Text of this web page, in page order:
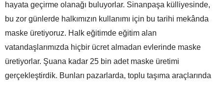
hayata geçirme olanağı buluyorlar. Sinanpaşa külliyesinde,
bu zor günlerde halkımızın kullanımı için bu tarihi mekânda
maske üretiyoruz. Halk eğitimde eğitim alan
vatandaşlarımızda hiçbir ücret almadan evlerinde maske
üretiyorlar. Şuana kadar 25 bin adet maske üretimi
gerçekleştirdik. Bunları pazarlarda, toplu taşıma araçlarında